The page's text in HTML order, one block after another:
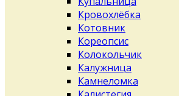
Кровохлёбка
Котовник
Кореопсис
Колокольчик
Калужница
Камнеломка